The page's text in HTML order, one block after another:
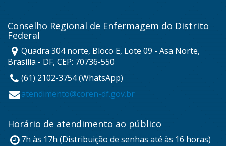
Conselho Regional de Enfermagem do Distrito
Federal
Quadra 304 norte, Bloco E, Lote 09 - Asa Norte,
Brasília - DF, CEP: 70736-550
(61) 2102-3754 (WhatsApp)
atendimento@coren-df.gov.br
Horário de atendimento ao público
7h às 17h (Distribuição de senhas até às 16 horas)